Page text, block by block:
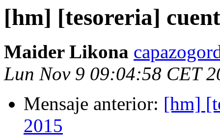
[hm] [tesoreria]
Maider Likona
Lun Nov 9 09:04:58 CET
Mensaje anterior: [hm]
2015